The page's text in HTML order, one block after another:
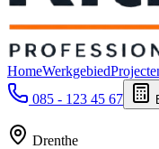
HomeWerkgebied
085 - 123 45 67
Drenthe